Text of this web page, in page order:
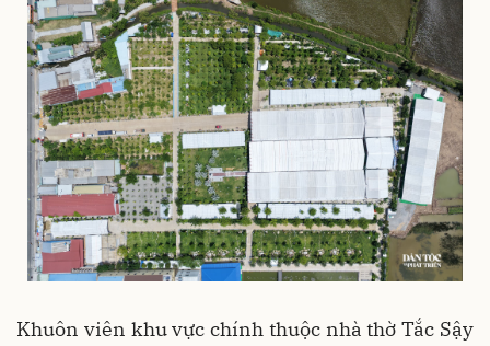
Khuôn viên khu vực chính thuộc nhà thờ Tắc Sậy